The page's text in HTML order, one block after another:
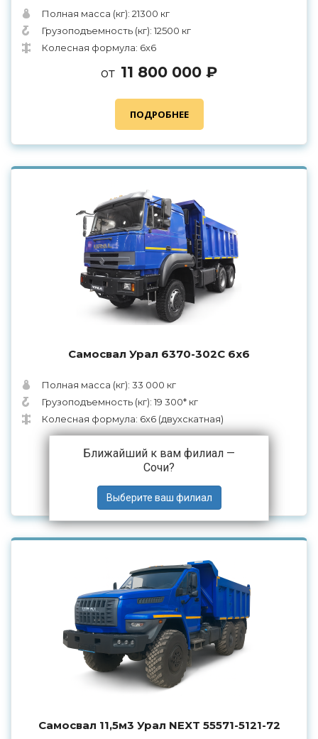
Ближайший к вам филиал —
Сочи?
Полная масса (кг): 21300 кг
Грузоподъемность (кг): 12500 кг
Колесная формула: 6x6
от 11 800 000 ₽
ПОДРОБНЕЕ
Самосвал Урал 6370-302С 6х6
Полная масса (кг): 33 000 кг
Грузоподъемность (кг): 19 300* кг
Колесная формула: 6х6 (двухскатная)
ПОДРОБНЕЕ
Самосвал 11,5м3 Урал NEXT 55571-5121-72